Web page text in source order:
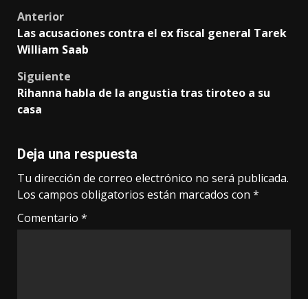
Post
navigation
Anterior
Las acusaciones contra el ex fiscal general Tarek
William Saab
Siguiente
Rihanna habla de la angustia tras tiroteo a su
casa
Deja una respuesta
Tu dirección de correo electrónico no será publicada.
Los campos obligatorios están marcados con *
Comentario *